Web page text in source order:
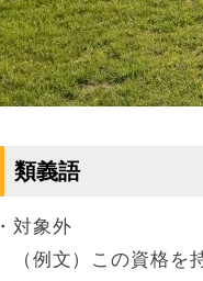
類義語
・対象外
（例文）この資格を